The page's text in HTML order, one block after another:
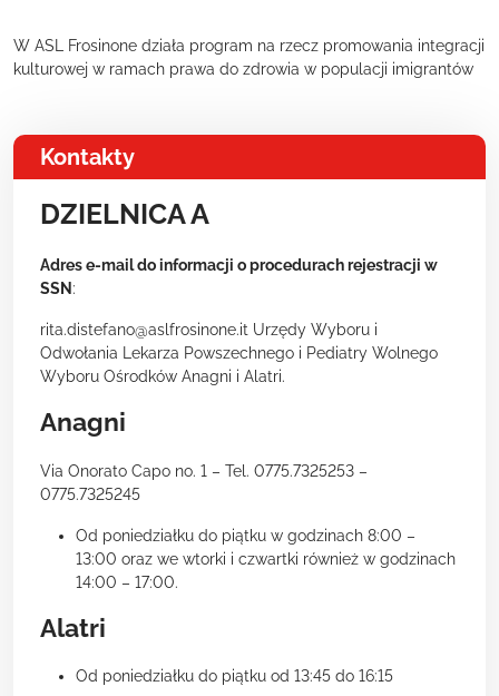
W ASL Frosinone działa program na rzecz promowania integracji
kulturowej w ramach prawa do zdrowia w populacji imigrantów
Kontakty
DZIELNICA A
Adres e-mail do informacji o procedurach rejestracji w
SSN :
rita.distefano@aslfrosinone.it Urzędy Wyboru i
Odwołania Lekarza Powszechnego i Pediatry Wolnego
Wyboru Ośrodków Anagni i Alatri.
Anagni
Via Onorato Capo no. 1 – Tel. 0775.7325253 –
0775.7325245
Od poniedziałku do piątku w godzinach 8:00 –
13:00 oraz we wtorki i czwartki również w godzinach
14:00 – 17:00.
Alatri
Od poniedziałku do piątku od 13:45 do 16:15